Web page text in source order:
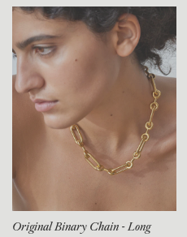
Original Binary Chain - Long